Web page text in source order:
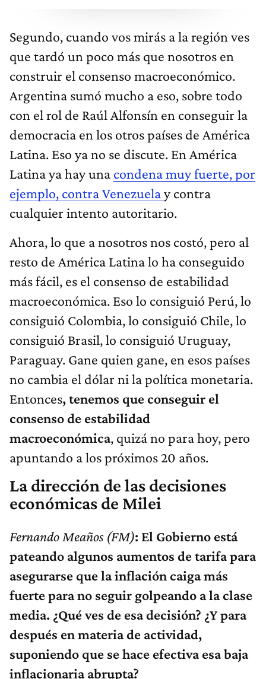
Segundo, cuando vos mirás a la región ves
que tardó un poco más que nosotros en
construir el consenso macroeconómico.
Argentina sumó mucho a eso, sobre todo
con el rol de Raúl Alfonsín en conseguir la
democracia en los otros países de América
Latina. Eso ya no se discute. En América
Latina ya hay una condena muy fuerte, por
ejemplo, contra Venezuelay contra
cualquier intento autoritario.
Ahora, lo que a nosotros nos costó, pero al
resto de América Latina lo ha conseguido
más fácil, es el consenso de estabilidad
macroeconómica. Eso lo consiguió Perú, lo
consiguió Colombia, lo consiguió Chile, lo
consiguió Brasil, lo consiguió Uruguay,
Paraguay. Gane quien gane, en esos países
no cambia el dólar ni la política monetaria.
Entonces, tenemos que conseguir el
consenso de estabilidad
macroeconómica, quizá no para hoy, pero
apuntando a los próximos 20 años.
La dirección de las decisiones
económicas de Milei
Fernando Meaños (FM): El Gobierno está
pateando algunos aumentos de tarifa para
asegurarse que la inflación caiga más
fuerte para no seguir golpeando a la clase
media. ¿Qué ves de esa decisión? ¿Y para
después en materia de actividad,
suponiendo que se hace efectiva esa baja
inflacionaria abrupta?